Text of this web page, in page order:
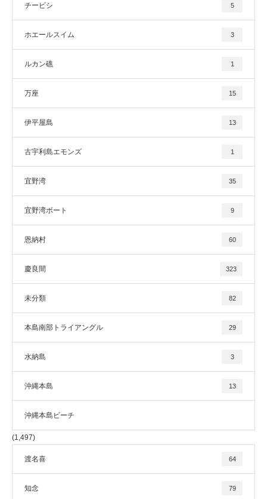
チービシ 5
ホエールスイム 3
ルカン礁 1
万座 15
伊平屋島 13
古宇利島エモンズ 1
宜野湾 35
宜野湾ボート 9
恩納村 60
慶良間 323
未分類 82
本島南部トライアングル 29
水納島 3
沖縄本島 13
沖縄本島ビーチ
(1,497)
渡名喜 64
知念 79